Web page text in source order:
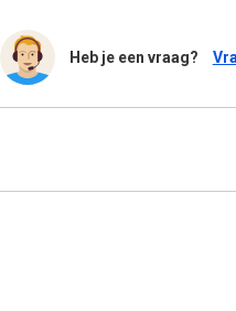
Heb je een vraag?